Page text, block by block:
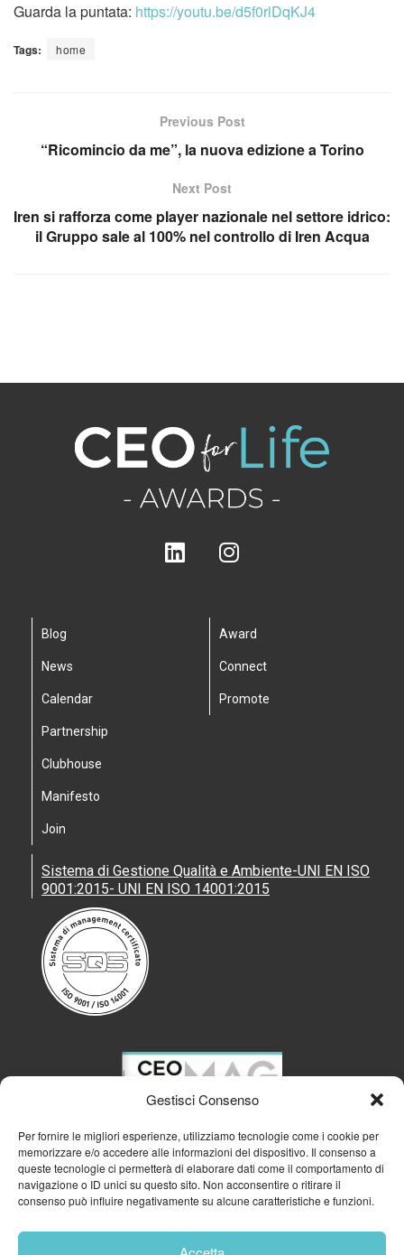
Gestisci Consenso
Per fornire le migliori esperienze, utilizziamo tecnologie come i cookie per
memorizzare e/o accedere alle informazioni del dispositivo. Il consenso a
queste tecnologie ci permetterà di elaborare dati come il comportamento di
navigazione o ID unici su questo sito. Non acconsentire o ritirare il
consenso può influire negativamente su alcune caratteristiche e funzioni.
Guarda la puntata: https://youtu.be/d5f0rlDqKJ4
Tags: home
Previous Post
“Ricomincio da me”, la nuova edizione a Torino
Next Post
Iren si rafforza come player nazionale nel settore idrico:
il Gruppo sale al 100% nel controllo di Iren Acqua
Blog
News
Calendar
Partnership
Clubhouse
Manifesto
Join
Award
Connect
Promote
Sistema di Gestione Qualità e Ambiente-UNI EN ISO
9001:2015- UNI EN ISO 14001:2015